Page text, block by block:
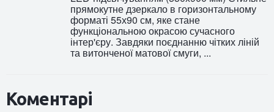
прямокутне дзеркало в горизонтальному
форматі 55х90 см, яке стане
функціональною окрасою сучасного
інтер'єру. Завдяки поєднанню чітких ліній
та витонченої матової смуги, ...
Коментарі